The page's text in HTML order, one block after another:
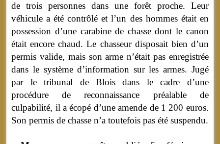
de trois personnes dans une forêt proche. Leur
véhicule a été contrôlé et l’un des hommes était en
possession d’une carabine de chasse dont le canon
était encore chaud. Le chasseur disposait bien d’un
permis valide, mais son arme n’était pas enregistrée
dans le système d’information sur les armes. Jugé
par le tribunal de Blois dans le cadre d’une
procédure de reconnaissance préalable de
culpabilité, il a écopé d’une amende de 1 200 euros.
Son permis de chasse n’a toutefois pas été suspendu.